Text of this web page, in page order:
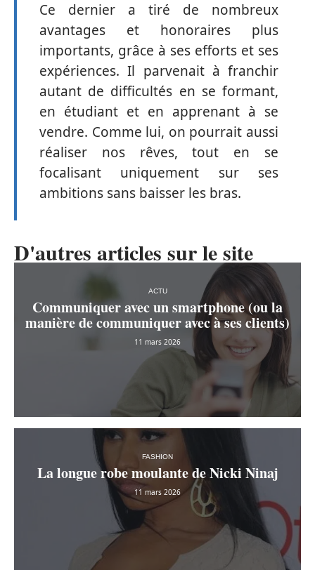
Ce dernier a tiré de nombreux
avantages et honoraires plus
importants, grâce à ses efforts et ses
expériences. Il parvenait à franchir
autant de difficultés en se formant,
en étudiant et en apprenant à se
vendre. Comme lui, on pourrait aussi
réaliser nos rêves, tout en se
focalisant uniquement sur ses
ambitions sans baisser les bras.
D'autres articles sur le site
ACTU
Communiquer avec un smartphone (ou la
manière de communiquer avec à ses clients)
11 mars 2026
FASHION
La longue robe moulante de Nicki Ninaj
11 mars 2026